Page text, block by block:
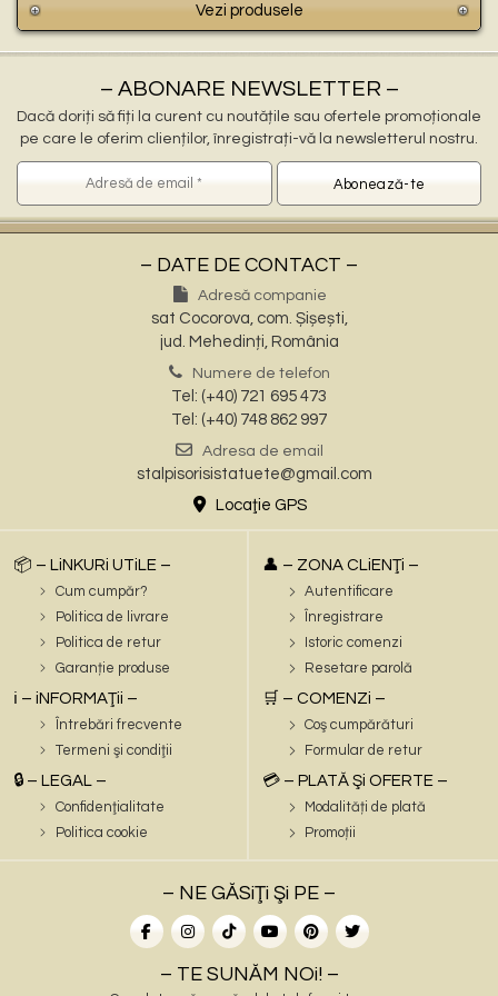
Vezi produsele
– ABONARE NEWSLETTER –
Dacă doriți să fiți la curent cu noutățile sau ofertele promoționale
pe care le oferim clienților, înregistrați-vă la newsletterul nostru.
– DATE DE CONTACT –
Adresă companie
sat Cocorova, com. Șișești,
jud. Mehedinți, România
Numere de telefon
Tel: (+40) 721 695 473
Tel: (+40) 748 862 997
Adresa de email
stalpisorisistatuete@gmail.com
Locaţie GPS
📦 – LiNKURi UTiLE –
Cum cumpăr?
Politica de livrare
Politica de retur
Garanție produse
ℹ️ – iNFORMAŢii –
Întrebări frecvente
Termeni şi condiţii
🔒 – LEGAL –
Confidenţialitate
Politica cookie
👤 – ZONA CLiENŢi –
Autentificare
Înregistrare
Istoric comenzi
Resetare parolă
🛒 – COMENZi –
Coş cumpărături
Formular de retur
💳 – PLATĂ Şi OFERTE –
Modalități de plată
Promoții
– NE GĂSiŢi Şi PE –
– TE SUNĂM NOi! –